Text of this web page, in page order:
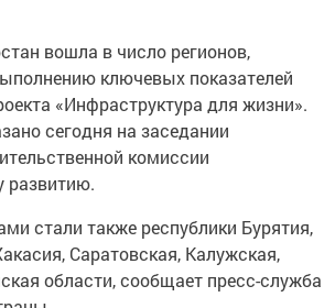
вошла в число регионов,
ключевых показателей
«Инфраструктура для жизни».
сегодня на заседании
комиссии
развитию.
стали также республики Бурятия,
Саратовская, Калужская,
области, сообщает пресс-служба